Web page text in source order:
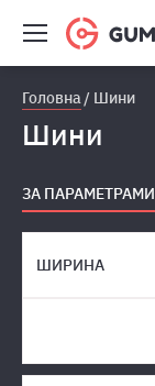
Головна Шини
Шини
ЗА ПАРАМЕТРАМИ
ШИРИНА